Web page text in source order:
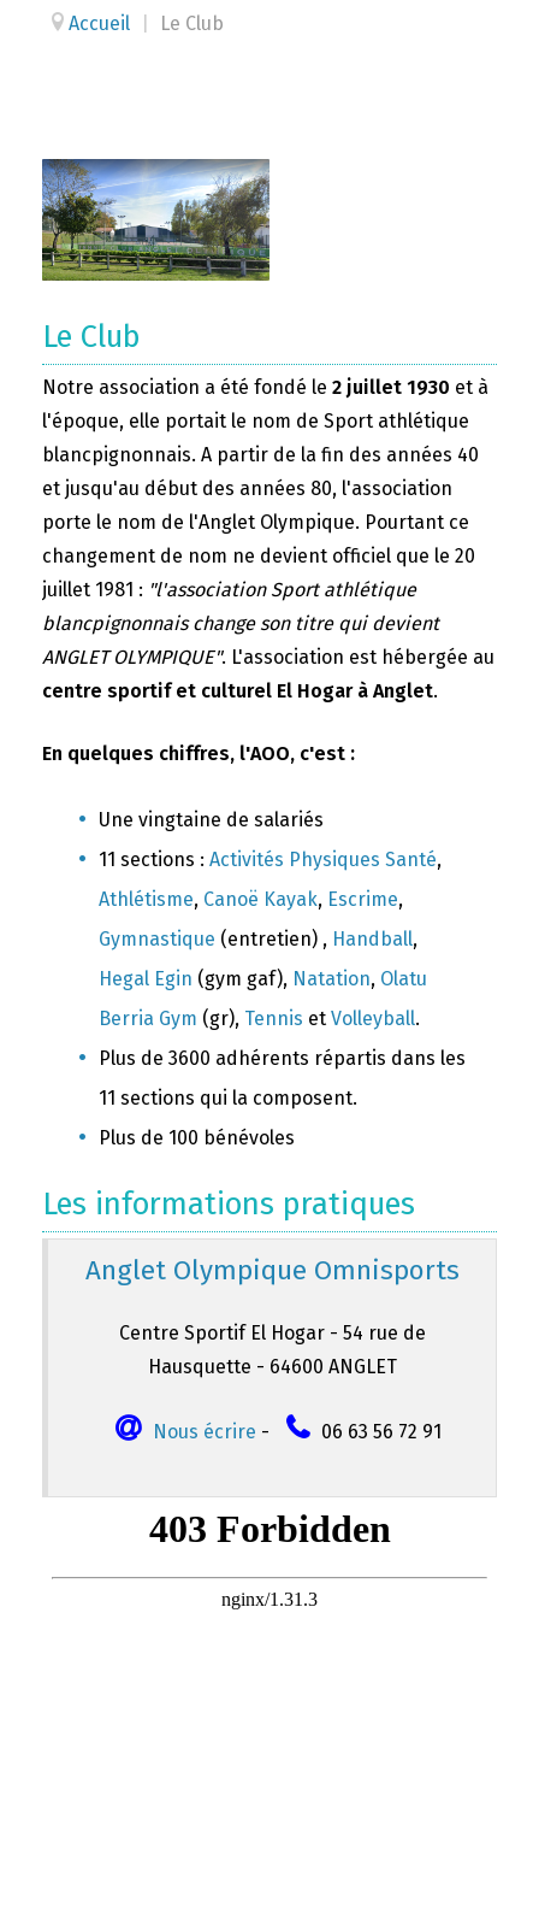
Accueil Le Club
Le Club
Notre association a été fondé le 2 juillet 1930 et à
l'époque, elle portait le nom de Sport athlétique
blancpignonnais. A partir de la fin des années 40
et jusqu'au début des années 80, l'association
porte le nom de l'Anglet Olympique. Pourtant ce
changement de nom ne devient officiel que le 20
juillet 1981 : "l'association Sport athlétique
blancpignonnais change son titre qui devient
ANGLET OLYMPIQUE". L'association est hébergée au
centre sportif et culturel El Hogar à Anglet.
En quelques chiffres, l'AOO, c'est :
Une vingtaine de salariés
11 sections : Activités Physiques Santé,
Athlétisme, Canoë Kayak, Escrime,
Gymnastique (entretien) , Handball,
Hegal Egin (gym gaf), Natation, Olatu
Berria Gym (gr), Tennis et Volleyball.
Plus de 3600 adhérents répartis dans les
11 sections qui la composent.
Plus de 100 bénévoles
Les informations pratiques
Anglet Olympique Omnisports
Centre Sportif El Hogar - 54 rue de
Hausquette - 64600 ANGLET
Nous écrire - 06 63 56 72 91